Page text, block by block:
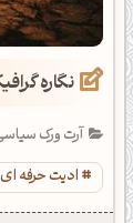
نگاره
آرت ورک
ادیت حرفه